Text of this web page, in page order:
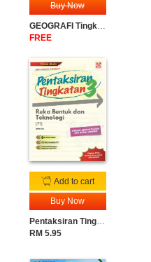
Buy Now
GEOGRAFI Tingkatan 3
FREE
Add to cart
Buy Now
Pentaksiran Tingkatan 3 | Reka Bentuk dan Teknologi [71]
RM 5.95